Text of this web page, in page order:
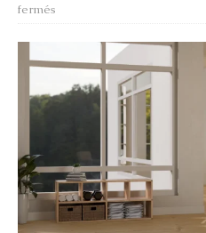
fermés